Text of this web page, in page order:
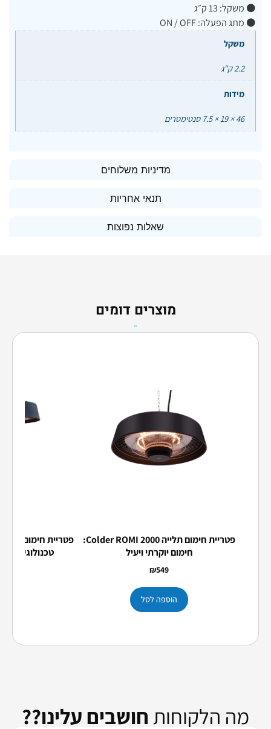
מדיניות משלוחים
תנאי אחריות
שאלות נפוצות
⚫ משקל: 13 ק״ג
⚫ מתג הפעלה: ON / OFF
משקל
2.2 ק"ג
מידות
46 × 19 × 7.5 סנטימטרים
מוצרים דומים
פטריית חימום תלייה Colder ROMI 2000:
חימום יוקרתי ויעיל
₪549
הוספה לסל
טכנולוגיה
מה הלקוחות חושבים עלינו??